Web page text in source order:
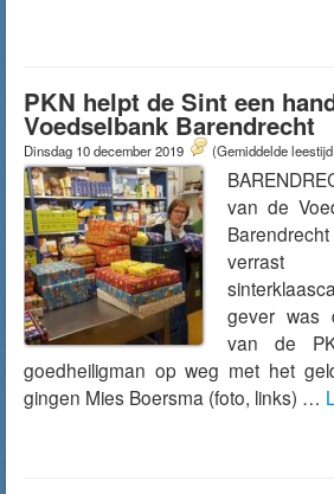
PKN helpt de Sint een
Voedselbank Barendrecht
Dinsdag 10 december 2019 (Gemiddelde
van de
gever was
van de
goedheiligman op weg met het
gingen Mies Boersma (foto, links) …